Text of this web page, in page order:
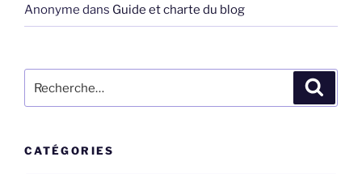
Anonyme dans Guide et charte du blog
pour
CATÉGORIES